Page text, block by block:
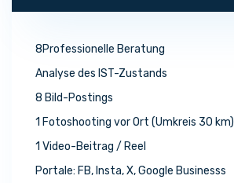
8Professionelle Beratung
Analyse des IST-Zustands
8 Bild-Postings
1 Fotoshooting vor Ort (Umkreis 30 km)
1 Video-Beitrag / Reel
Portale: FB, Insta, X, Google Businesss